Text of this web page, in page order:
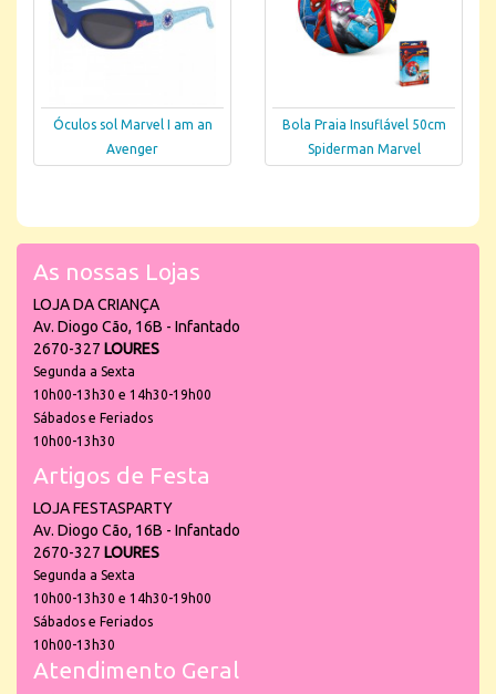
Óculos sol Marvel I am an
Avenger
Bola Praia Insuflável 50cm
Spiderman Marvel
As nossas Lojas
LOJA DA CRIANÇA
Av. Diogo Cão, 16B - Infantado
2670-327 LOURES
Segunda a Sexta
10h00-13h30 e 14h30-19h00
Sábados e Feriados
10h00-13h30
Artigos de Festa
LOJA FESTASPARTY
Av. Diogo Cão, 16B - Infantado
2670-327 LOURES
Segunda a Sexta
10h00-13h30 e 14h30-19h00
Sábados e Feriados
10h00-13h30
Atendimento Geral